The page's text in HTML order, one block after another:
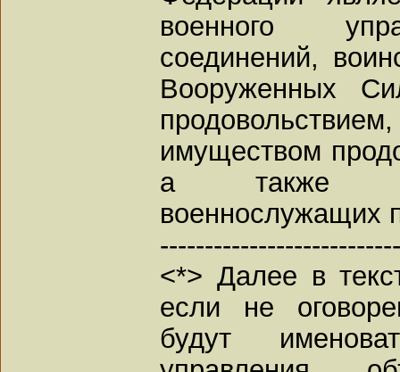
военного
соединений,
Вооруженных
имуществом
а также
военнослужащих
<*> Далее в
если не
будут